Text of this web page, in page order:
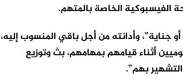
الفيسبوكية الخاصة بالمتهم.
وأدانته من أجل باقي المنسوب إليه،
أثناء قيامهم بمهامهم، بث وتوزيع
بهم”.